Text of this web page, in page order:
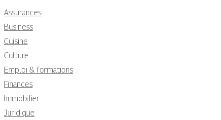
Assurances
Business
Cuisine
Culture
Emploi & formations
Finances
Immobilier
Juridique